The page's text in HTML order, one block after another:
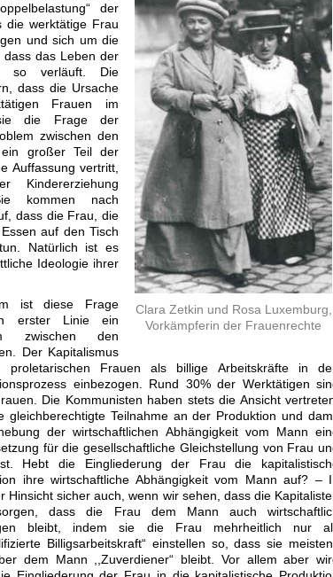
Clara Zetkin und Rosa Luxemburg,
Vorkämpferin der Frauenrechte
der
die werktätige Frau
und sich um die
dass das Leben der
so verläuft. Die
dass die Ursache
Frauen im
die Frage der
zwischen den
großer Teil der
Auffassung vertritt,
kommen nach
dass die Frau, die
auf den Tisch
Natürlich ist es
Ideologie ihrer
ist diese Frage
erster Linie ein
zwischen den
Der Kapitalismus
proletarischen Frauen als billige Arbeitskräfte in
einbezogen. Rund 30% der Werktätigen
Die Kommunisten haben stets die Ansicht
gleichberechtigte Teilnahme an der Produktion und
der wirtschaftlichen Abhängigkeit vom Mann
für die gesellschaftliche Gleichstellung von Frau
Hebt die Eingliederung der Frau die
ihre wirtschaftliche Abhängigkeit vom Mann auf? –
Hinsicht sicher auch, wenn wir sehen, dass die
dass die Frau dem Mann auch
bleibt, indem sie die Frau mehrheitlich nur
Billigsarbeitskraft“ einstellen so, dass sie
dem Mann ,,Zuverdiener“ bleibt. Vor allem aber